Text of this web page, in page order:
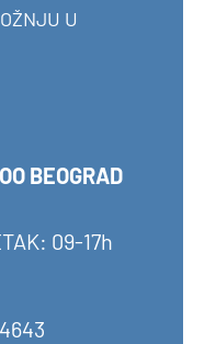
U
BEOGRAD
09-17h
4643